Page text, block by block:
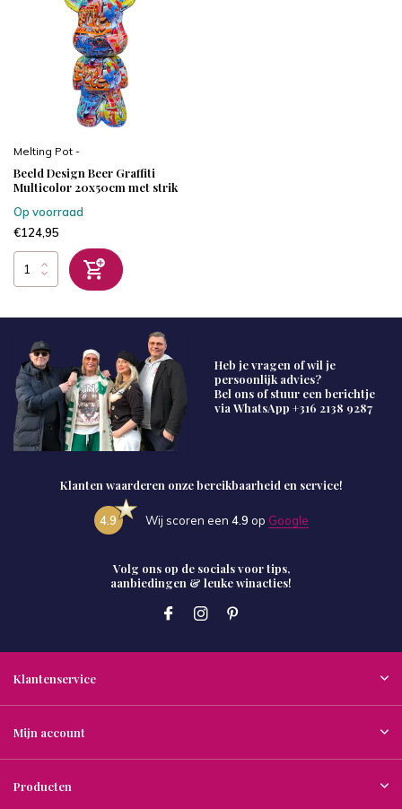
Melting Pot -
Beeld Design Beer Graffiti
Multicolor 20x50cm met strik
Op voorraad
€124,95
Heb je vragen of wil je
persoonlijk advies?
Bel ons of stuur een berichtje
via WhatsApp +316 2138 9287
Klanten waarderen onze bereikbaarheid en service!
4.9 Wij scoren een 4.9 op Google
Volg ons op de socials voor tips,
aanbiedingen & leuke winacties!
Klantenservice
Mijn account
Producten